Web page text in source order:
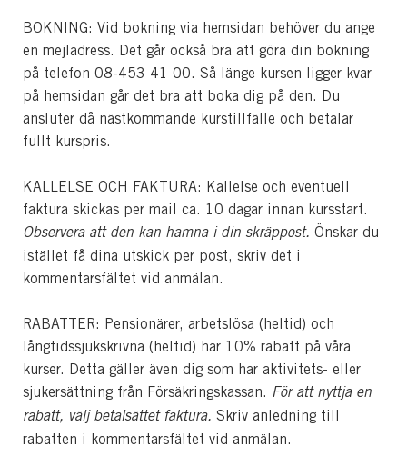
BOKNING: Vid bokning via hemsidan behöver du ange
en mejladress. Det går också bra att göra din bokning
på telefon 08-453 41 00. Så länge kursen ligger kvar
på hemsidan går det bra att boka dig på den. Du
ansluter då nästkommande kurstillfälle och betalar
fullt kurspris.
KALLELSE OCH FAKTURA: Kallelse och eventuell
faktura skickas per mail ca. 10 dagar innan kursstart.
Observera att den kan hamna i din skräppost. Önskar du
istället få dina utskick per post, skriv det i
kommentarsfältet vid anmälan.
RABATTER: Pensionärer, arbetslösa (heltid) och
långtidssjukskrivna (heltid) har 10% rabatt på våra
kurser. Detta gäller även dig som har aktivitets- eller
sjukersättning från Försäkringskassan. För att nyttja en
rabatt, välj betalsättet faktura. Skriv anledning till
rabatten i kommentarsfältet vid anmälan.